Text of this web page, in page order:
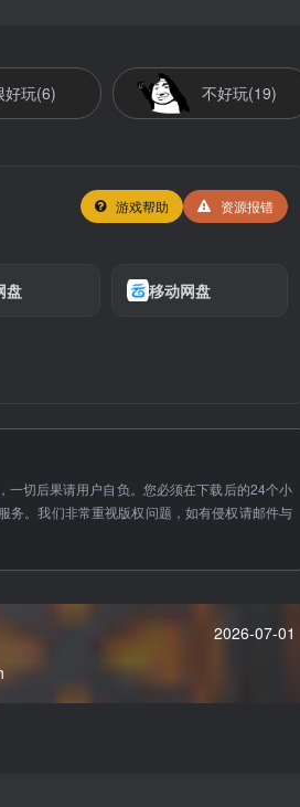
好玩(6) 不好玩(19)
游戏帮助 资源报错
盘 移动网盘
一切后果请用户自负。您必须在下载后的24个小
务。我们非常重视版权问题，如有侵权请邮件与
2026-07-01